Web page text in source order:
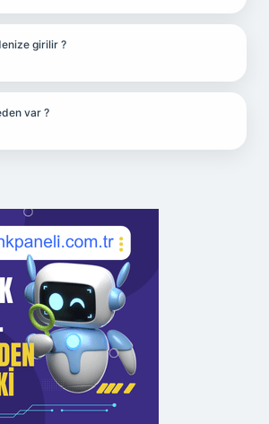
girilir ?
var ?